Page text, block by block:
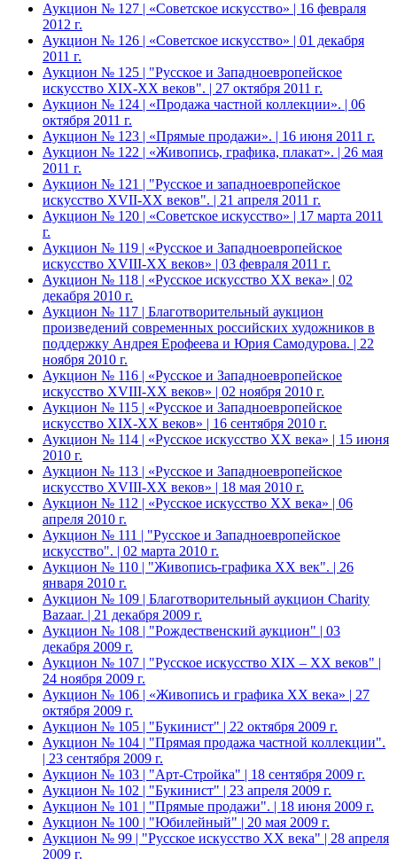
Аукцион № 127 | «Советское искусство» | 16 февраля
2012 г.
Аукцион № 126 | «Советское искусство» | 01 декабря
2011 г.
Аукцион № 125 | "Русское и Западноевропейское
искусство XIX-ХХ веков". | 27 октября 2011 г.
Аукцион № 124 | «Продажа частной коллекции». | 06
октября 2011 г.
Аукцион № 123 | «Прямые продажи». | 16 июня 2011 г.
Аукцион № 122 | «Живопись, графика, плакат». | 26 мая
2011 г.
Аукцион № 121 | "Русское и западноевропейское
искусство XVII-XX веков". | 21 апреля 2011 г.
Аукцион № 120 | «Советское искусство» | 17 марта 2011
г.
Аукцион № 119 | «Русское и Западноевропейское
искусство XVIII-ХХ веков» | 03 февраля 2011 г.
Аукцион № 118 | «Русское искусство ХХ века» | 02
декабря 2010 г.
Аукцион № 117 | Благотворительный аукцион
произведений современных российских художников в
поддержку Андрея Ерофеева и Юрия Самодурова. | 22
ноября 2010 г.
Аукцион № 116 | «Русское и Западноевропейское
искусство XVIII-ХХ веков» | 02 ноября 2010 г.
Аукцион № 115 | «Русское и Западноевропейское
искусство XIX-ХХ веков» | 16 сентября 2010 г.
Аукцион № 114 | «Русское искусство ХХ века» | 15 июня
2010 г.
Аукцион № 113 | «Русское и Западноевропейское
искусство XVIII-ХХ веков» | 18 мая 2010 г.
Аукцион № 112 | «Русское искусство ХХ века» | 06
апреля 2010 г.
Аукцион № 111 | "Русское и Западноевропейское
искусство". | 02 марта 2010 г.
Аукцион № 110 | "Живопись-графика ХХ век". | 26
января 2010 г.
Аукцион № 109 | Благотворительный аукцион Charity
Bazaar. | 21 декабря 2009 г.
Аукцион № 108 | "Рождественский аукцион" | 03
декабря 2009 г.
Аукцион № 107 | "Русское искусство XIX – ХХ веков" |
24 ноября 2009 г.
Аукцион № 106 | «Живопись и графика ХХ века» | 27
октября 2009 г.
Аукцион № 105 | "Букинист" | 22 октября 2009 г.
Аукцион № 104 | "Прямая продажа частной коллекции".
| 23 сентября 2009 г.
Аукцион № 103 | "Арт-Стройка" | 18 сентября 2009 г.
Аукцион № 102 | "Букинист" | 23 апреля 2009 г.
Аукцион № 101 | "Прямые продажи". | 18 июня 2009 г.
Аукцион № 100 | "Юбилейный" | 20 мая 2009 г.
Аукцион № 99 | "Русское искусство XX века" | 28 апреля
2009 г.